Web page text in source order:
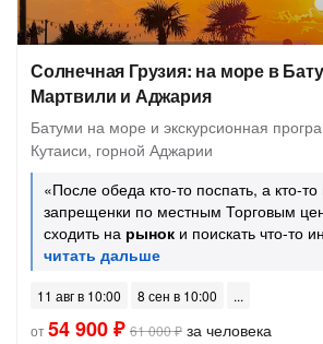
Солнечная Грузия: на море в
Мартвили и Аджария
Батуми на море и экскурсионная
Кутаиси, горной Аджарии
«После обеда кто-то поспать, а кто-то
запрещенки по местным Торговым
сходить на рынок и поискать что-то
11 авг в 10:00
8 сен в 10:00
от54 900 ₽ 61 000 ₽ за человека